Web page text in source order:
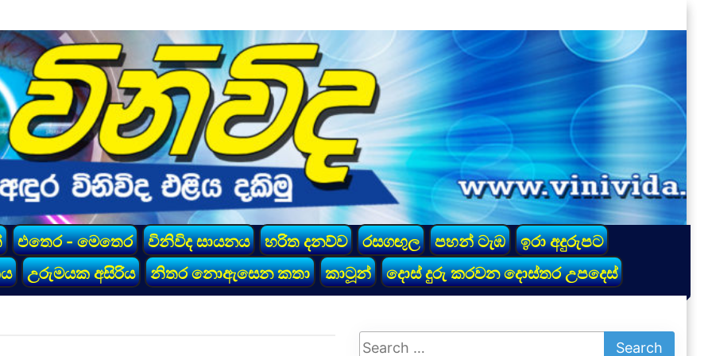
එතෙර - මෙතෙර විනිවිද සායනය හරිත දනව්ව රසගඟුල පහන් ටැඹ
ඉරා අදුරුපට
උරුමයක අසිරිය නිතර නොඇසෙන කතා කාටූන් දොස් දුරු කරවන දොස්තර උපදෙස්